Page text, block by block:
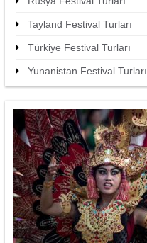
Tayland Festival Turları
Türkiye Festival Turları
Yunanistan Festival Turları